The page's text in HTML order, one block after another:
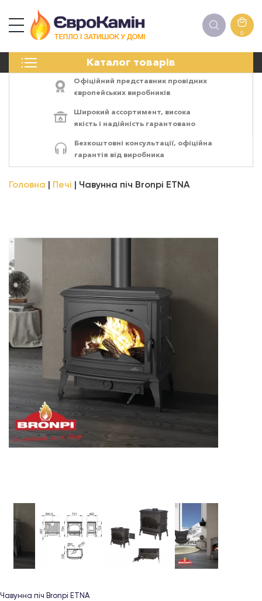
0
Каталог товарів
ПЕЧІ
ЕЛЕКТРОКАМІНИ
АКСЕСУАРИ
Офіційний представник провідних
європейських виробників
Широкий ассортимент, висока
якість і надійність гарантовано
Безкоштовні консультації, офіційна
гарантія від виробника
Головна Печі Чавунна піч Bronpi ETNA
Чавунна піч Bronpi ETNA